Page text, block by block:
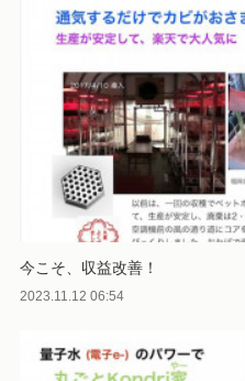
今こそ、収益改善！
2023.11.12 06:54